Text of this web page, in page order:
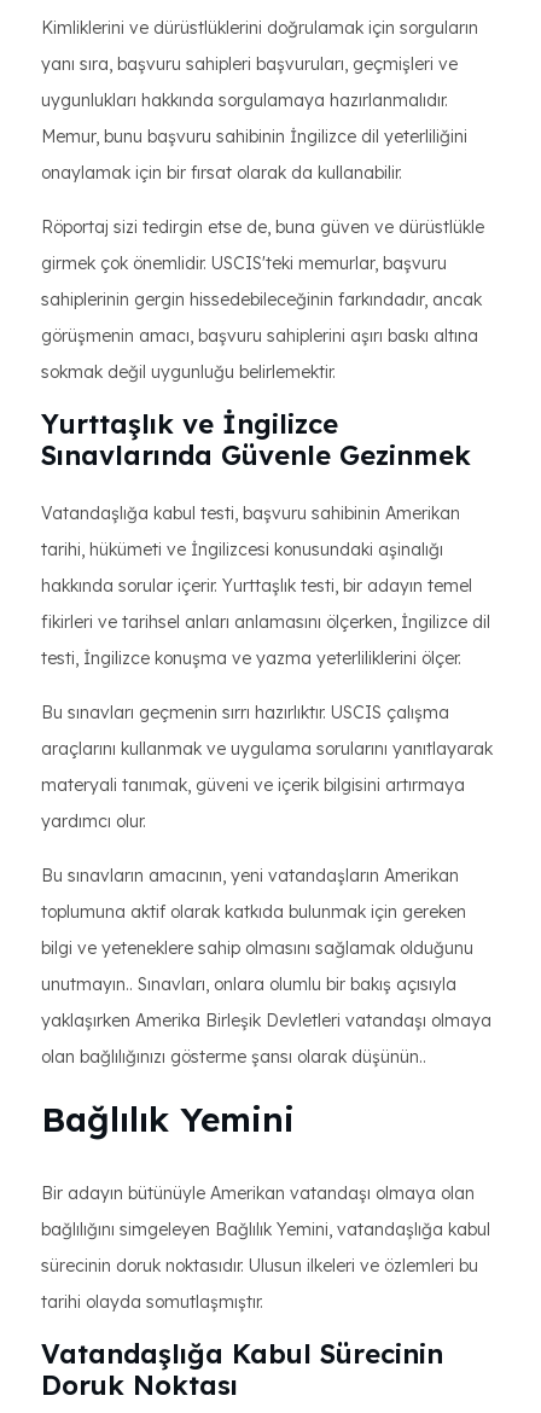
Kimliklerini ve dürüstlüklerini doğrulamak için sorguların
yanı sıra, başvuru sahipleri başvuruları, geçmişleri ve
uygunlukları hakkında sorgulamaya hazırlanmalıdır.
Memur, bunu başvuru sahibinin İngilizce dil yeterliliğini
onaylamak için bir fırsat olarak da kullanabilir.
Röportaj sizi tedirgin etse de, buna güven ve dürüstlükle
girmek çok önemlidir. USCIS'teki memurlar, başvuru
sahiplerinin gergin hissedebileceğinin farkındadır, ancak
görüşmenin amacı, başvuru sahiplerini aşırı baskı altına
sokmak değil uygunluğu belirlemektir.
Yurttaşlık ve İngilizce
Sınavlarında Güvenle Gezinmek
Vatandaşlığa kabul testi, başvuru sahibinin Amerikan
tarihi, hükümeti ve İngilizcesi konusundaki aşinalığı
hakkında sorular içerir. Yurttaşlık testi, bir adayın temel
fikirleri ve tarihsel anları anlamasını ölçerken, İngilizce dil
testi, İngilizce konuşma ve yazma yeterliliklerini ölçer.
Bu sınavları geçmenin sırrı hazırlıktır. USCIS çalışma
araçlarını kullanmak ve uygulama sorularını yanıtlayarak
materyali tanımak, güveni ve içerik bilgisini artırmaya
yardımcı olur.
Bu sınavların amacının, yeni vatandaşların Amerikan
toplumuna aktif olarak katkıda bulunmak için gereken
bilgi ve yeteneklere sahip olmasını sağlamak olduğunu
unutmayın.. Sınavları, onlara olumlu bir bakış açısıyla
yaklaşırken Amerika Birleşik Devletleri vatandaşı olmaya
olan bağlılığınızı gösterme şansı olarak düşünün..
Bağlılık Yemini
Bir adayın bütünüyle Amerikan vatandaşı olmaya olan
bağlılığını simgeleyen Bağlılık Yemini, vatandaşlığa kabul
sürecinin doruk noktasıdır. Ulusun ilkeleri ve özlemleri bu
tarihi olayda somutlaşmıştır.
Vatandaşlığa Kabul Sürecinin
Doruk Noktası